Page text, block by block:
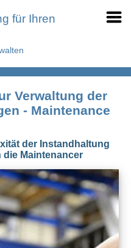
für Ihren
Verwaltung der
- Maintenance
der Instandhaltung
Maintenancer